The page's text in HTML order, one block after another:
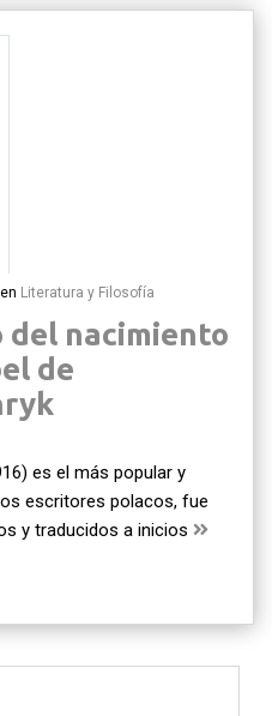
en Literatura y Filosofía
del nacimiento
de
es el más popular y
escritores polacos, fue
y traducidos a inicios